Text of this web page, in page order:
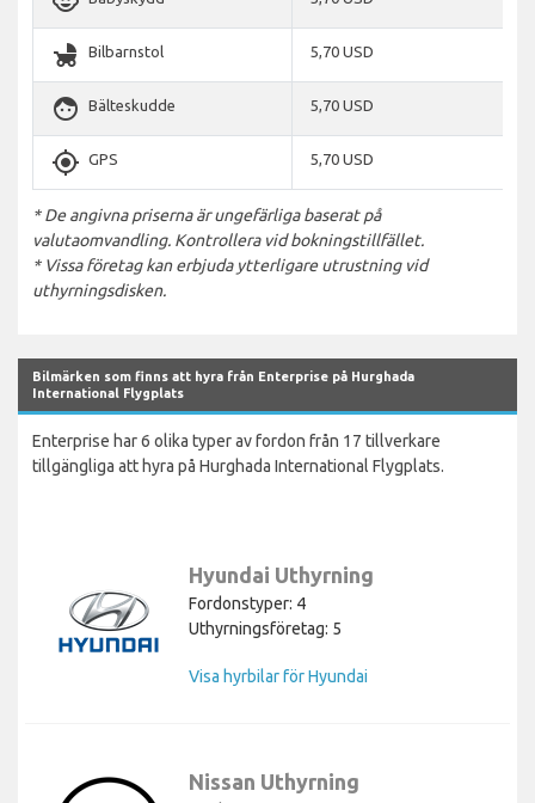
child_friendly Bilbarnstol 5,70 USD
face Bälteskudde 5,70 USD
gps_fixed GPS 5,70 USD
* De angivna priserna är ungefärliga baserat på
valutaomvandling. Kontrollera vid bokningstillfället.
* Vissa företag kan erbjuda ytterligare utrustning vid
uthyrningsdisken.
Bilmärken som finns att hyra från Enterprise på Hurghada
International Flygplats
Enterprise har 6 olika typer av fordon från 17 tillverkare
tillgängliga att hyra på Hurghada International Flygplats.
Hyundai Uthyrning
Fordonstyper: 4
Uthyrningsföretag: 5
Visa hyrbilar för Hyundai
Nissan Uthyrning